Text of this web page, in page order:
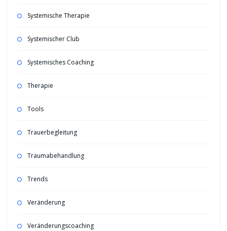
Systemische Therapie
Systemischer Club
Systemisches Coaching
Therapie
Tools
Trauerbegleitung
Traumabehandlung
Trends
Veränderung
Veränderungscoaching